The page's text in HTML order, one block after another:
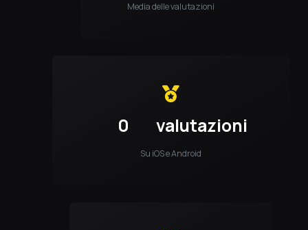
Media delle valutazioni
0 valutazioni
Su iOS e Android